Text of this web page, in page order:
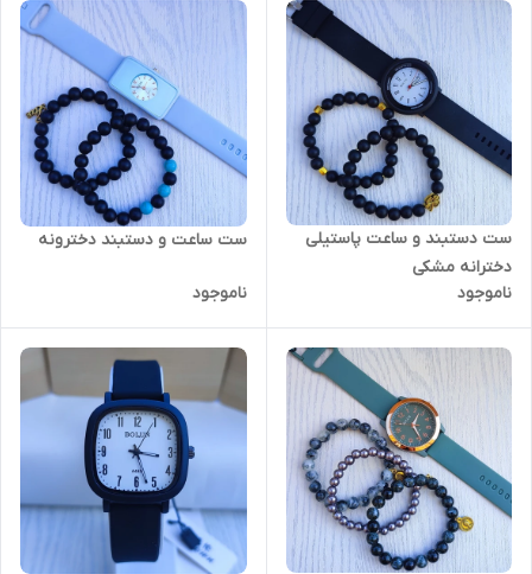
ست دستبند و ساعت پاستیلی
دخترانه مشکی
ناموجود
ست ساعت و دستبند دخترونه
ناموجود